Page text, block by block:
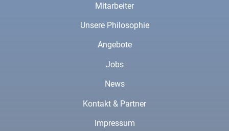
Mitarbeiter
Unsere Philosophie
Angebote
Jobs
News
Kontakt & Partner
Impressum